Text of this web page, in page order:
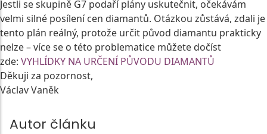
Jestli se skupině G7 podaří plány uskutečnit, očekávám
velmi silné posílení cen diamantů. Otázkou zůstává, zdali je
tento plán reálný, protože určit původ diamantu prakticky
nelze – více se o této problematice můžete dočíst
zde: VYHLÍDKY NA URČENÍ PŮVODU DIAMANTŮ
Děkuji za pozornost,
Václav Vaněk
Autor článku